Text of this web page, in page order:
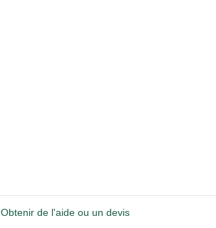
Obtenir de l'aide ou un devis